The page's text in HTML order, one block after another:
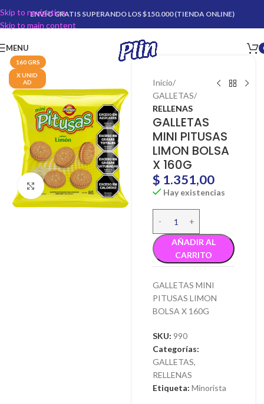
Skip to navigation
Skip to main content
ENVÍO GRATIS SUPERANDO LOS $150.000 (TIENDA ONLINE)
MENU
160 GRS
X UNID
AD
Click para agrandar
Inicio
GALLETAS
RELLENAS
GALLETAS
MINI PITUSAS
LIMON BOLSA
X 160G
$ 1.351,00
Hay existencias
AÑADIR AL
CARRITO
GALLETAS MINI
PITUSAS LIMON
BOLSA X 160G
SKU: 990
Categorías:
GALLETAS,
RELLENAS
Etiqueta: Minorista